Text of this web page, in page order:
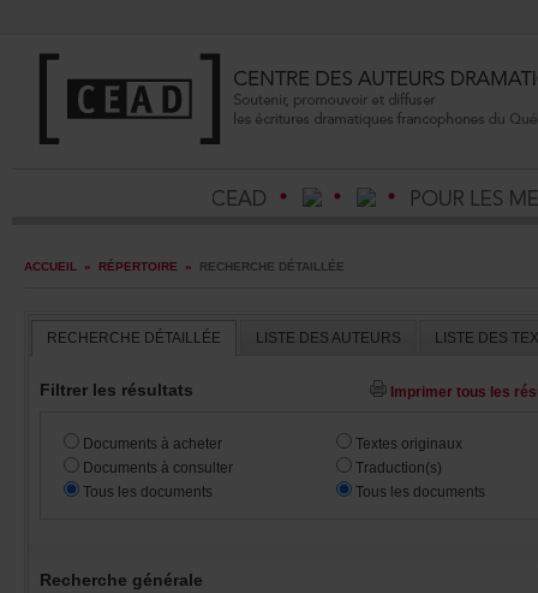
ACCUEIL » RÉPERTOIRE » RECHERCHEDÉTAILLÉE
RECHERCHEDÉTAILLÉE LISTEDESAUTEURS
Filtrerlesrésultats
Documentsàacheter
Documentsàconsulter
Touslesdocuments
Textesoriginaux
Traduction(s)
Touslesdocuments
Recherchegénérale